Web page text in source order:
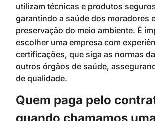
utilizam técnicas e produtos
garantindo a saúde dos moradores
preservação do meio ambiente. É
escolher uma empresa com
certificações, que siga as normas
outros órgãos de saúde,
de qualidade.
Quem paga pelo
quando chamamos